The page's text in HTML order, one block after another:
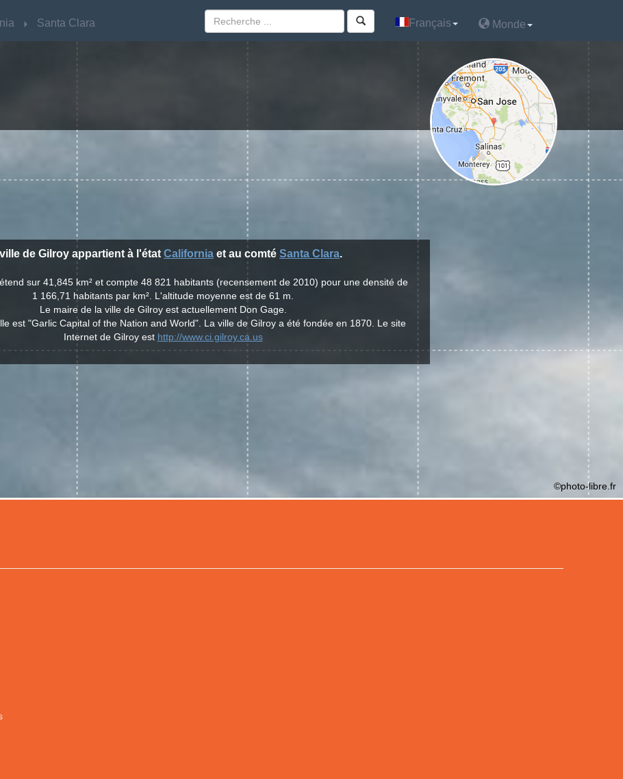
Santa Clara Français Monde
de Gilroy appartient à l'état California et au comté Santa Clara.
sur 41,845 km² et compte 48 821 habitants (recensement de 2010) pour une densité de
1 166,71 habitants par km². L'altitude moyenne est de 61 m.
Le maire de la ville de Gilroy est actuellement Don Gage.
est "Garlic Capital of the Nation and World". La ville de Gilroy a été fondée en 1870. Le site
Internet de Gilroy est http://www.ci.gilroy.ca.us
©photo-libre.fr
Santa Clara Français Monde